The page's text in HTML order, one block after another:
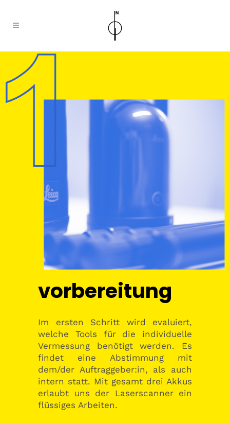
vorbereitung
Im ersten Schritt wird evaluiert,
welche Tools für die individuelle
Vermessung benötigt werden. Es
findet eine Abstimmung mit
dem/der Auftraggeber:in, als auch
intern statt. Mit gesamt drei Akkus
erlaubt uns der Laserscanner ein
flüssiges Arbeiten.